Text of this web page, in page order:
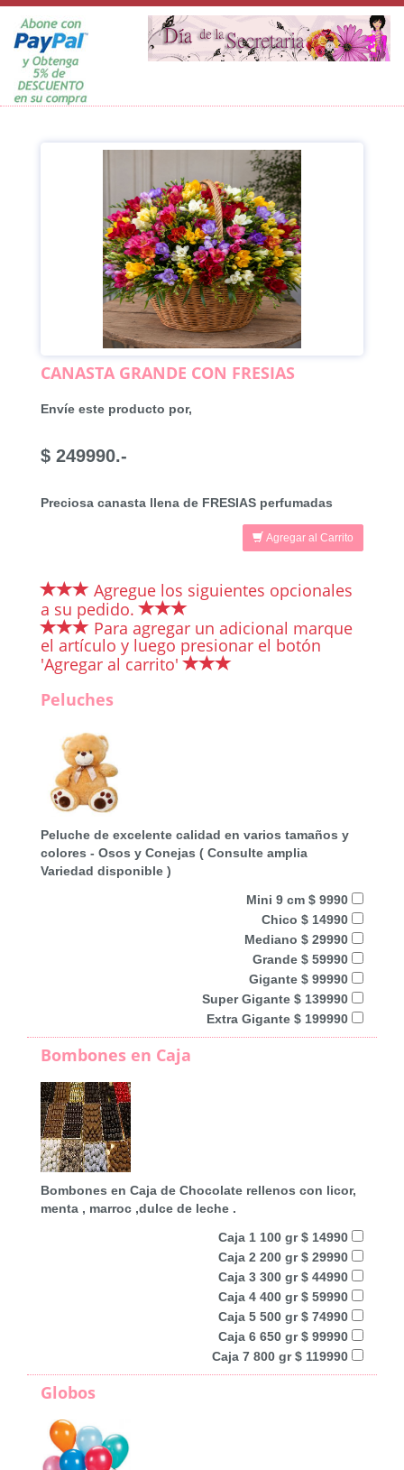
CANASTA GRANDE CON FRESIAS
Envíe este producto por,
$ 249990.-
Preciosa canasta llena de FRESIAS perfumadas
Agregar al Carrito
Agregue los siguientes opcionales
a su pedido.
Para agregar un adicional marque
el artículo y luego presionar el botón
'Agregar al carrito'
Peluches
Peluche de excelente calidad en varios tamaños y
colores - Osos y Conejas ( Consulte amplia
Variedad disponible )
Mini 9 cm $ 9990
Chico $ 14990
Mediano $ 29990
Grande $ 59990
Gigante $ 99990
Super Gigante $ 139990
Extra Gigante $ 199990
Bombones en Caja
Bombones en Caja de Chocolate rellenos con licor,
menta , marroc ,dulce de leche .
Caja 1 100 gr $ 14990
Caja 2 200 gr $ 29990
Caja 3 300 gr $ 44990
Caja 4 400 gr $ 59990
Caja 5 500 gr $ 74990
Caja 6 650 gr $ 99990
Caja 7 800 gr $ 119990
Globos